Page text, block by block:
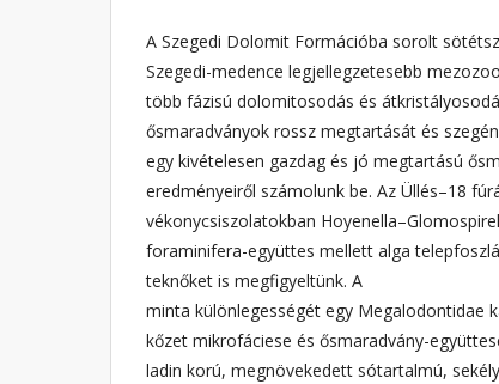
A Szegedi Dolomit Formációba sorolt
Szegedi-medence legjellegzetesebb
több fázisú dolomitosodás és
ősmaradványok rossz megtartását és
egy kivételesen gazdag és jó megtartású
eredményeiről számolunk be. Az Üllés–18
vékonycsiszolatokban
foraminifera-együttes mellett alga
teknőket is megfigyeltünk. A
minta különlegességét egy Megalodontidae
kőzet mikrofáciese és ősmaradvány-
ladin korú, megnövekedett sótartalmú,